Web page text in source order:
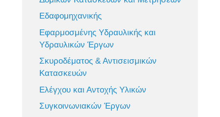
Εδαφομηχανικής
Εφαρμοσμένης Υδραυλικής και
Υδραυλικών Έργων
Σκυροδέματος & Αντισεισμικών
Κατασκευών
Ελέγχου και Αντοχής Υλικών
Συγκοινωνιακών Έργων